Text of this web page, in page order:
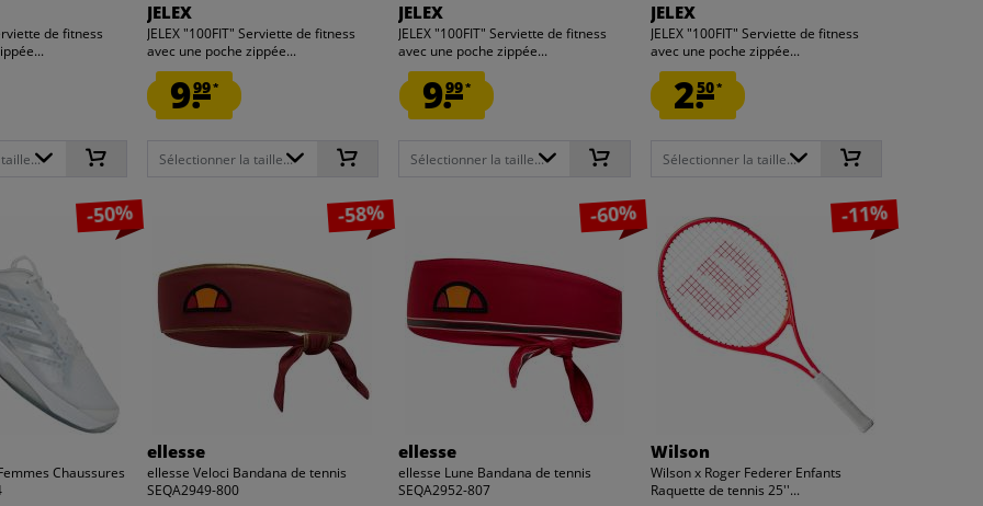
de fitness
JELEX
JELEX "100FIT" Serviette de fitness
avec une poche zippée...
9.99*
Sélectionner la taille...
JELEX
JELEX "100FIT" Serviette de fitness
avec une poche zippée...
9.99*
Sélectionner la taille...
JELEX
JELEX "100FIT" Serviette de fitness
avec une poche zippée...
2.50*
Sélectionner la taille...
-50%
Chaussures
-58%
ellesse
ellesse Veloci Bandana de tennis
SEQA2949-800
-60%
ellesse
ellesse Lune Bandana de tennis
SEQA2952-807
-11%
Wilson
Wilson x Roger Federer Enfants
Raquette de tennis 25''...